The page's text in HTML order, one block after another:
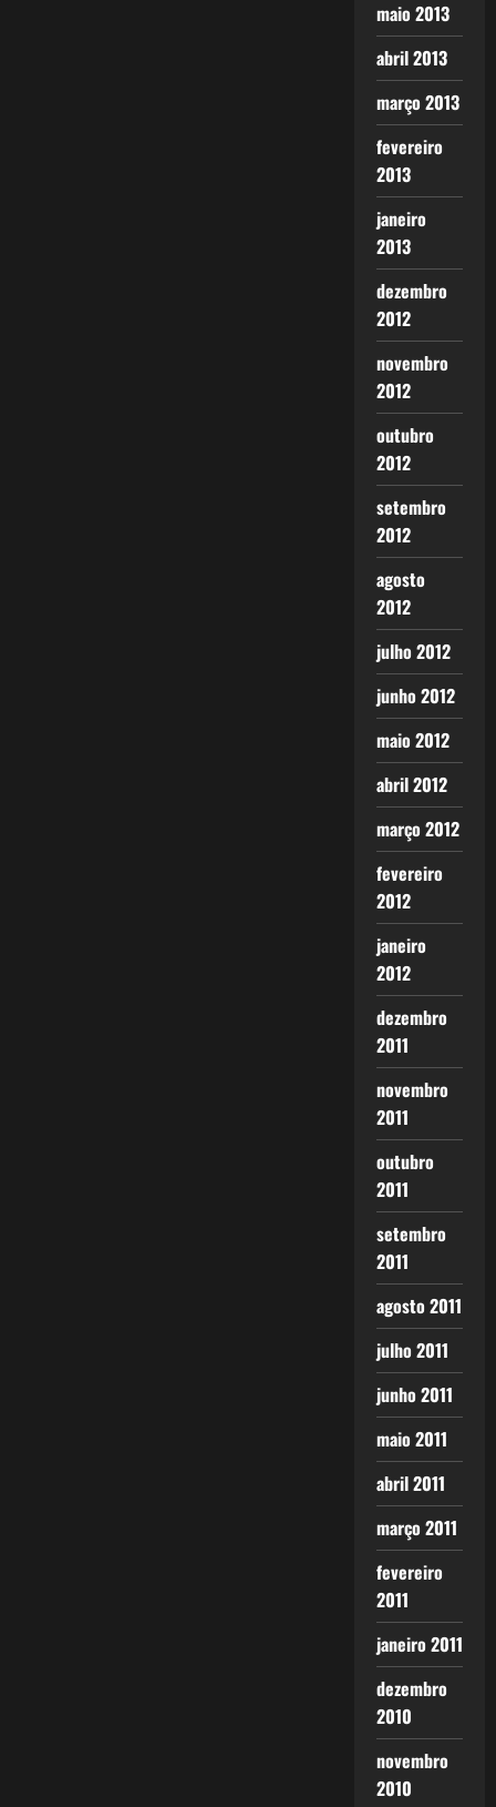
maio 2013
abril 2013
março 2013
fevereiro
2013
janeiro
2013
dezembro
2012
novembro
2012
outubro
2012
setembro
2012
agosto
2012
julho 2012
junho 2012
maio 2012
abril 2012
março 2012
fevereiro
2012
janeiro
2012
dezembro
2011
novembro
2011
outubro
2011
setembro
2011
agosto 2011
julho 2011
junho 2011
maio 2011
abril 2011
março 2011
fevereiro
2011
janeiro 2011
dezembro
2010
novembro
2010